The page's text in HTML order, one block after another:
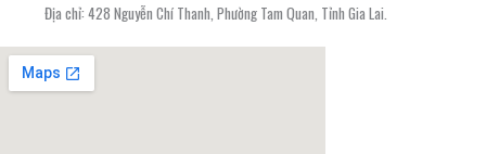
Địa chỉ: 428 Nguyễn Chí Thanh, Phường Tam Quan, Tỉnh Gia Lai.